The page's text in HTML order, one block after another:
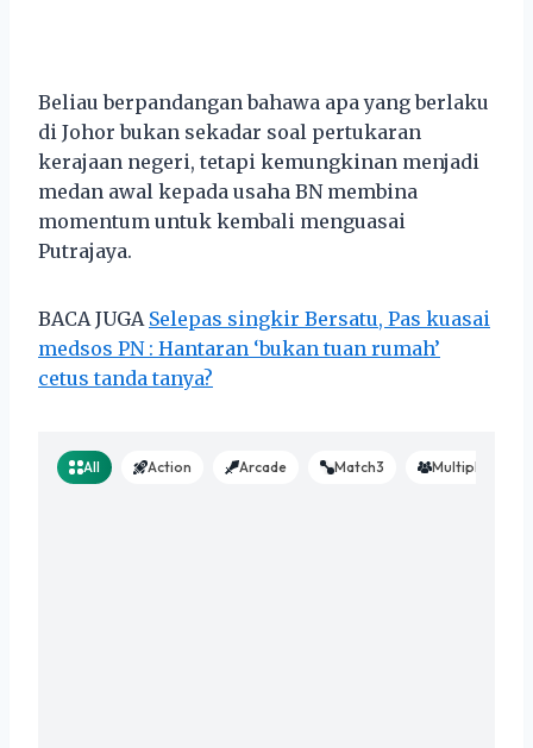
Beliau berpandangan bahawa apa yang berlaku
di Johor bukan sekadar soal pertukaran
kerajaan negeri, tetapi kemungkinan menjadi
medan awal kepada usaha BN membina
momentum untuk kembali menguasai
Putrajaya.
BACA JUGA Selepas singkir Bersatu, Pas kuasai
medsos PN : Hantaran ‘bukan tuan rumah’
cetus tanda tanya?